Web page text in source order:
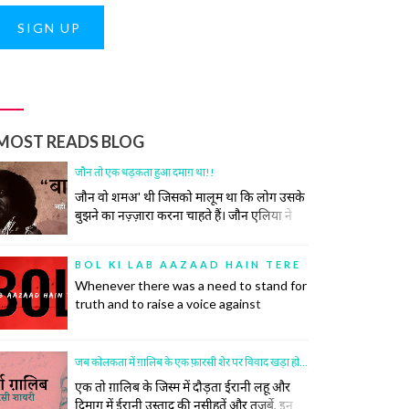
SIGN UP
READS BLOG
जौन तो एक धड़कता हुआ दमाग़ था!!
जौन वो शमअ' थी जिसको मालूम था कि लोग उसके
बुझने का नज़्ज़ारा करना चाहते हैं। जौन एलिया ने
उनकी सर-ए-आम नुमाइश नहीं की जाती। रोया तो
बीच महफ़िल रो दिया।
BOL KI LAB AAZAAD HAIN TERE
Whenever there was a need to stand for
truth and to raise a voice against
revolutions that have restored order in
society. This did not, however, come
easily to the poets.
जब कोलकता में ग़ालिब के एक फ़ारसी शेर पर विवाद खड़ा हो गया
एक तो ग़ालिब के जिस्म में दौड़ता ईरानी लहू और
दिमाग में ईरानी उस्ताद की नसीहतें और तजर्बे, इन